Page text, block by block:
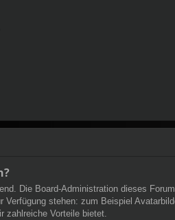
Die Board-Administration dieses
stehen: zum Beispiel
zahlreiche Vorteile bietet.